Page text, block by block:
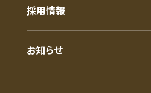
採用情報
お知らせ